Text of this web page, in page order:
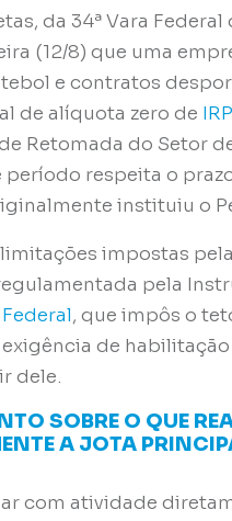
da 34ª Vara Federal
(12/8) que uma
e contratos
de alíquota zero de
Retomada do Setor
período respeita o
instituiu o
impostas pela
pela
, que impôs o
de
dele.
SOBRE O QUE
A JOTA
com atividade